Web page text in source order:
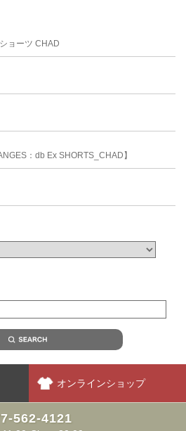
ョーツ CHAD
：db Ex SHORTS_CHAD】
オンラインショップ
562-4121